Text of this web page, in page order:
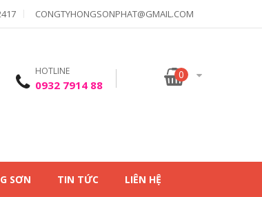
CONGTYHONGSONPHAT@GMAIL.COM
HOTLINE
0932 7914 88
0
SƠN TIN TỨC LIÊN HỆ